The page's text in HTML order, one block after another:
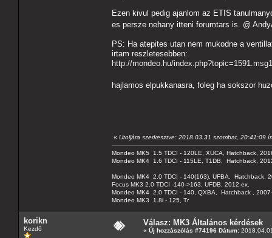
Ezen kivul pedig ajanlom az ETIS
es persze nehany itteni forumtars is. @
PS: Ha atepites utan nem mukodne a
irtam reszletesebben:
http://mondeo.hu/
hajlamos elpukkanasra, foleg ha sokszor
« Utoljára szerkesztve: 2018.03.31 szombat, 20:41:09
Mondeo MK5 1.5 TDCI - 120LE, XUCA, Hatchback,
Mondeo MK4 1.6 TDCI - 115LE, T1DB, Hatchback,
Mondeo MK4 2.0 TDCI - 140(163), UFBA, Hatchback,
Focus MK3 2.0 TDCI -140->163, UFDB, 2012-ex.
Mondeo MK4 2.0 TDCI - 140, QXBA, Hatchback ,
Mondeo MK3 1.8i - 125, Tr
korikn
Kezdő
Válasz: MK3 Általános kérdések
« Új hozzászólás #74196 Dátum: